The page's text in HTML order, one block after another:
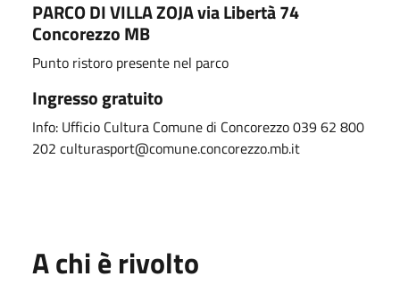
PARCO DI VILLA ZOJA via Libertà 74
Concorezzo MB
Punto ristoro presente nel parco
Ingresso gratuito
Info: Ufficio Cultura Comune di Concorezzo 039 62 800
202 culturasport@comune.concorezzo.mb.it
A chi è rivolto